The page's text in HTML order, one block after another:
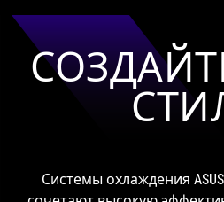
Системы охлаждения ASUS